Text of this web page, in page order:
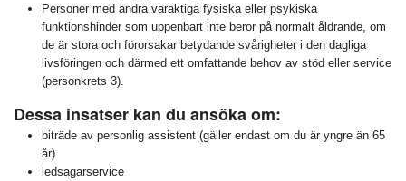
Personer med andra varaktiga fysiska eller psykiska
funktionshinder som uppenbart inte beror på normalt åldrande, om
de är stora och förorsakar betydande svårigheter i den dagliga
livsföringen och därmed ett omfattande behov av stöd eller service
(personkrets 3).
Dessa insatser kan du ansöka om:
biträde av personlig assistent (gäller endast om du är yngre än 65
år)
ledsagarservice